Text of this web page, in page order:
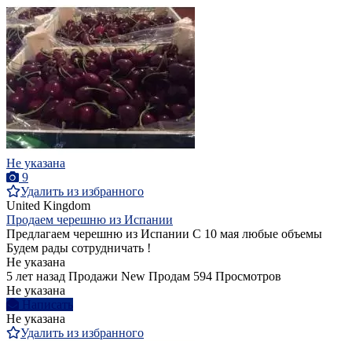
Не указана
9
Удалить из избранного
United Kingdom
Продаем черешню из Испании
Предлагаем черешню из Испании С 10 мая любые объемы
Будем рады сотрудничать !
Не указана
5 лет назад Продажи New Продам 594 Просмотров
Не указана
Написать
Не указана
Удалить из избранного